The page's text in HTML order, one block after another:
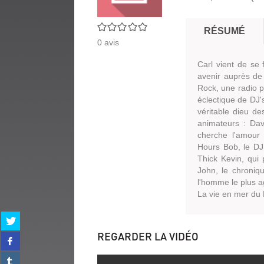
Partager
sur
twitter
(Nouvelle
Partager
sur
facebook
Partager
0/5
0 avis
RÉSUMÉ
Carl vient de se
avenir auprès
Rock, une radio
éclectique de
véritable dieu
animateurs :
cherche
Hours Bob, le
Thick Kevin, qui
John, le
l'homme le plus
La vie en mer du
REGARDER LA VIDÉO